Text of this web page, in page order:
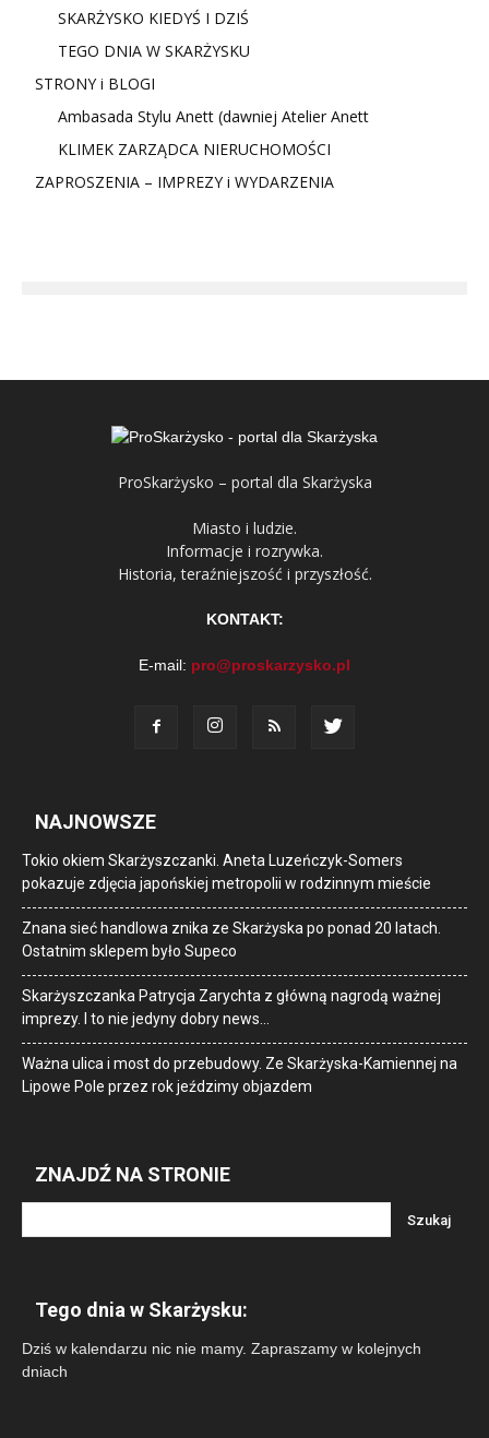
SKARŻYSKO KIEDYŚ I DZIŚ
TEGO DNIA W SKARŻYSKU
STRONY i BLOGI
Ambasada Stylu Anett (dawniej Atelier Anett
KLIMEK ZARZĄDCA NIERUCHOMOŚCI
ZAPROSZENIA – IMPREZY i WYDARZENIA
ProSkarżysko – portal dla Skarżyska
Miasto i ludzie.
Informacje i rozrywka.
Historia, teraźniejszość i przyszłość.
KONTAKT:
E-mail: pro@proskarzysko.pl
NAJNOWSZE
Tokio okiem Skarżyszczanki. Aneta Luzeńczyk-Somers
pokazuje zdjęcia japońskiej metropolii w rodzinnym mieście
Znana sieć handlowa znika ze Skarżyska po ponad 20 latach.
Ostatnim sklepem było Supeco
Skarżyszczanka Patrycja Zarychta z główną nagrodą ważnej
imprezy. I to nie jedyny dobry news…
Ważna ulica i most do przebudowy. Ze Skarżyska-Kamiennej na
Lipowe Pole przez rok jeździmy objazdem
ZNAJDŹ NA STRONIE
Tego dnia w Skarżysku:
Dziś w kalendarzu nic nie mamy. Zapraszamy w kolejnych
dniach